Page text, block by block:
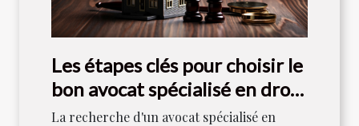
Les étapes clés pour choisir le
bon avocat spécialisé en droit
de la famille
La recherche d'un avocat spécialisé en